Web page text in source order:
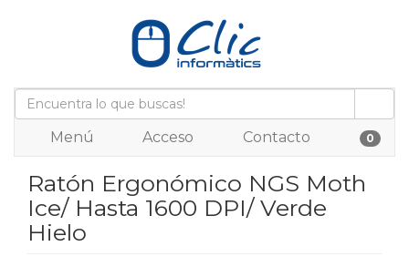
Menú Acceso Contacto 0
Ratón Ergonómico NGS Moth
Ice/ Hasta 1600 DPI/ Verde
Hielo